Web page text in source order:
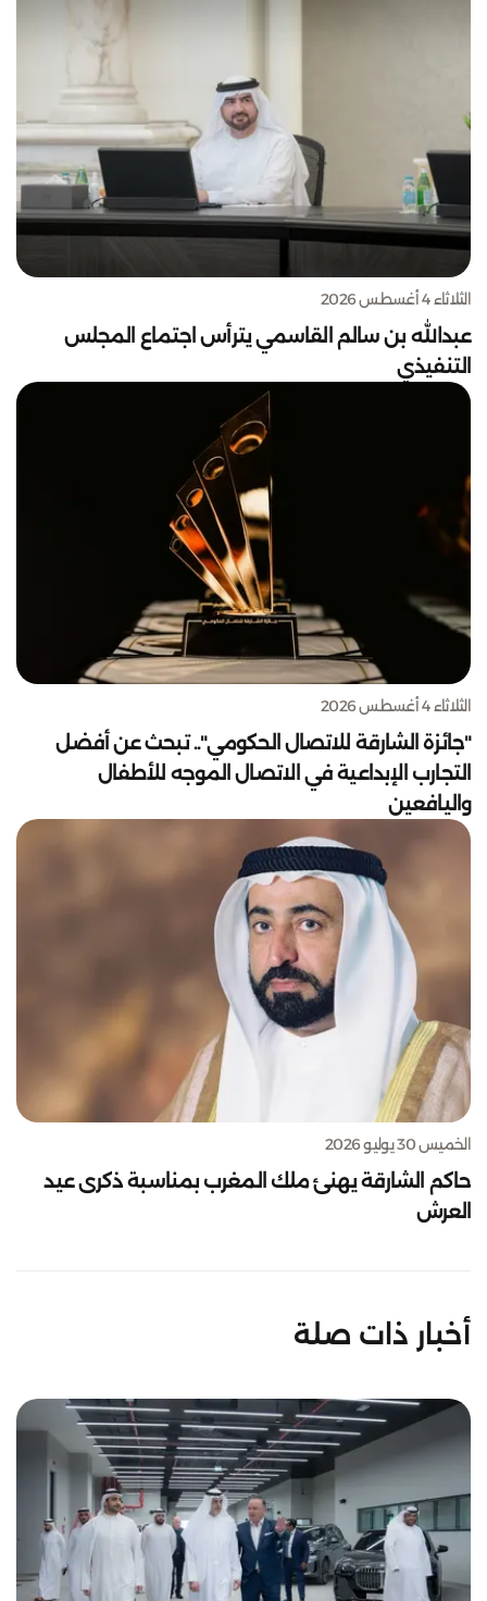
الثلاثاء 4 أغسطس 2026
عبدالله بن سالم القاسمي يترأس اجتماع المجلس
التنفيذي
الثلاثاء 4 أغسطس 2026
"جائزة الشارقة للاتصال الحكومي".. تبحث عن أفضل
التجارب الإبداعية في الاتصال الموجه للأطفال
واليافعين
الخميس 30 يوليو 2026
حاكم الشارقة يهنئ ملك المغرب بمناسبة ذكرى عيد
العرش
أخبار ذات صلة